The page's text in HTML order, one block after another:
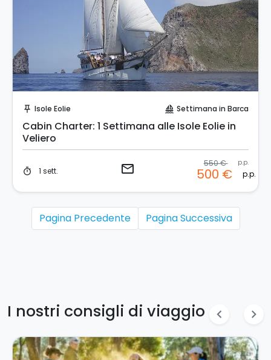
push_pin Isole Eolie sailing Settimana in Barca
Cabin Charter: 1 Settimana alle Isole Eolie in
Veliero
timer 1 sett. email 550 € p.p.
500 € p.p.
Pagina Precedente Pagina Successiva
I nostri consigli di viaggio chevron_left chevron_right